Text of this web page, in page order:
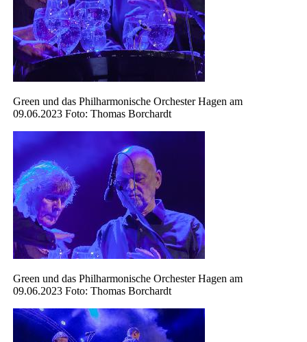
Green und das Philharmonische Orchester Hagen am
09.06.2023 Foto: Thomas Borchardt
Green und das Philharmonische Orchester Hagen am
09.06.2023 Foto: Thomas Borchardt